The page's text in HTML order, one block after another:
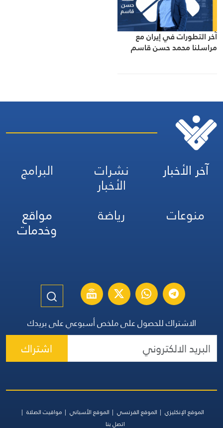
آخر التطورات في إيران مع
مراسلنا محمد حسن قاسم
آخر الأخبار نشرات
الأخبار
البرامج
منوعات
رياضة مواقع
وخدمات
الاشتراك للحصول على ملخص أسبوعي على بريدك
اشتراك
الموقع الإنكليزي الموقع الفرنسي الموقع الأسباني
مواقيت الصلاة
اتصل بنا